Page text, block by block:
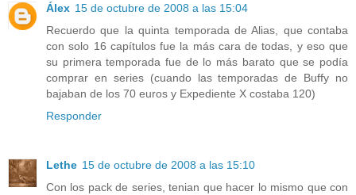
Álex 15 de octubre de 2008 a las 15:04
Recuerdo que la quinta temporada de Alias, que contaba
con solo 16 capítulos fue la más cara de todas, y eso que
su primera temporada fue de lo más barato que se podía
comprar en series (cuando las temporadas de Buffy no
bajaban de los 70 euros y Expediente X costaba 120)
Responder
Lethe 15 de octubre de 2008 a las 15:10
Con los pack de series, tenian que hacer lo mismo que con